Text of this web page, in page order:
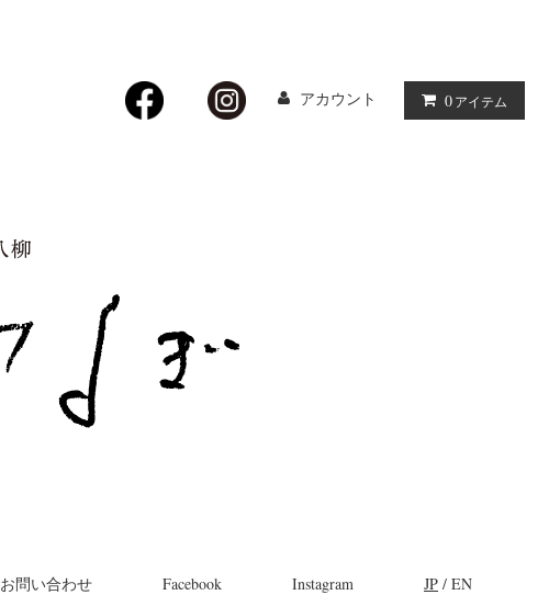
アカウント 0アイテム
お問い合わせ Facebook Instagram JP / EN